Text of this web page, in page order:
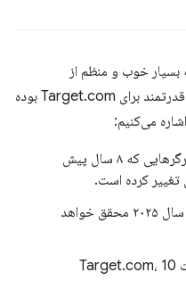
خوب و منظم از
ویژگی‌های وب جدید و گسترده، ابزاری قدرتمند برای Target.com بوده
می‌کنیم:
هدف مرورگر از پشتیبانی از مرورگرهایی که ۸ سال پیش
هدف اولیه‌ی سال ۲۰۲۲ تا پایان سال ۲۰۲۵ محقق خواهد
حجم کل بسته‌های جاوا اسکریپت Target.com، 10